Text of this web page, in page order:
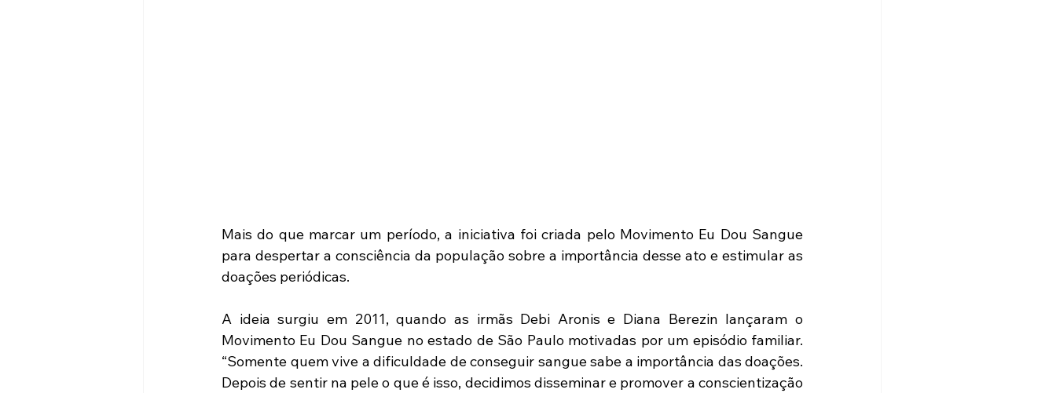
Mais do que marcar um período, a iniciativa foi criada pelo Movimento Eu Dou Sangue
para despertar a consciência da população sobre a importância desse ato e estimular as
doações periódicas.
A ideia surgiu em 2011, quando as irmãs Debi Aronis e Diana Berezin lançaram o
Movimento Eu Dou Sangue no estado de São Paulo motivadas por um episódio familiar.
“Somente quem vive a dificuldade de conseguir sangue sabe a importância das doações.
Depois de sentir na pele o que é isso, decidimos disseminar e promover a conscientização